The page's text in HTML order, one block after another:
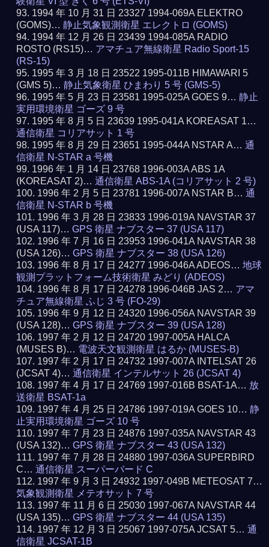
1994 年 10 月 31 日 23327 1994-069A ELEKTRO
(GOMS)…静止気象観測衛星 エレクトロ (GOMS)
1994 年 12 月 26 日 23439 1994-085A RADIO
ROSTO (RS15)… アマチュア無線衛星 Radio Sport-15
(RS-15)
1995 年 3 月 18 日 23522 1995-011B HIMAWARI 5
(GMS 5)…静止気象衛星 ひまわり 5 号 (GMS-5)
1995 年 5 月 23 日 23581 1995-025A GOES 9…静止
実用環境衛星 ゴーズ 9 号
1995 年 8 月 5 日 23639 1995-041A KOREASAT 1…
通信衛星 コリアサット 1 号
1995 年 8 月 29 日 23651 1995-044A NSTAR A…通
信衛星 N-STAR a 号機
1996 年 1 月 14 日 23768 1996-003A ABS 1A
(KOREASAT 2)…通信衛星 ABS-1A (コリアサット 2 号)
1996 年 2 月 5 日 23781 1996-007A NSTAR B…通
信衛星 N-STAR b 号機
1996 年 3 月 28 日 23833 1996-019A NAVSTAR 37
(USA 117)…GPS 衛星 ナブスター 37 (USA 117)
1996 年 7 月 16 日 23953 1996-041A NAVSTAR 38
(USA 126)…GPS 衛星 ナブスター 38 (USA 126)
1996 年 8 月 17 日 24277 1996-046A ADEOS…地球
観測プラットフォーム技術衛星 みどり (ADEOS)
1996 年 8 月 17 日 24278 1996-046B JAS 2… アマ
チュア無線衛星 ふじ 3 号 (FO-29)
1996 年 9 月 12 日 24320 1996-056A NAVSTAR 39
(USA 128)…GPS 衛星 ナブスター 39 (USA 128)
1997 年 2 月 12 日 24720 1997-005A HALCA
(MUSES B)… 電波天文観測衛星 はるか (MUSES-B)
1997 年 2 月 17 日 24732 1997-007A INTELSAT 26
(JCSAT 4)…通信衛星 インテルサット 26 (JCSAT 4)
1997 年 4 月 17 日 24769 1997-016B BSAT-1A… 放
送衛星 BSAT-1a
1997 年 4 月 25 日 24786 1997-019A GOES 10…静
止実用環境衛星 ゴーズ 10 号
1997 年 7 月 23 日 24876 1997-035A NAVSTAR 43
(USA 132)…GPS 衛星 ナブスター 43 (USA 132)
1997 年 7 月 28 日 24880 1997-036A SUPERBIRD
C…通信衛星 スーパーバード C
1997 年 9 月 3 日 24932 1997-049B METEOSAT 7…
気象観測衛星 メテオサット 7 号
1997 年 11 月 6 日 25030 1997-067A NAVSTAR 44
(USA 135)…GPS 衛星 ナブスター 44 (USA 135)
1997 年 12 月 3 日 25067 1997-075A JCSAT 5…通
信衛星 JCSAT-1B